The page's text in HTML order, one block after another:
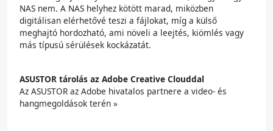
NAS nem. A NAS helyhez kötött marad, miközben
digitálisan elérhetővé teszi a fájlokat, míg a külső
meghajtó hordozható, ami növeli a leejtés, kiömlés vagy
más típusú sérülések kockázatát.
ASUSTOR tárolás az Adobe Creative Clouddal
Az ASUSTOR az Adobe hivatalos partnere a video- és
hangmegoldások terén »